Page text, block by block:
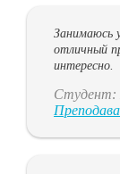
Занимаюсь
отличный
интересно.
Студент: